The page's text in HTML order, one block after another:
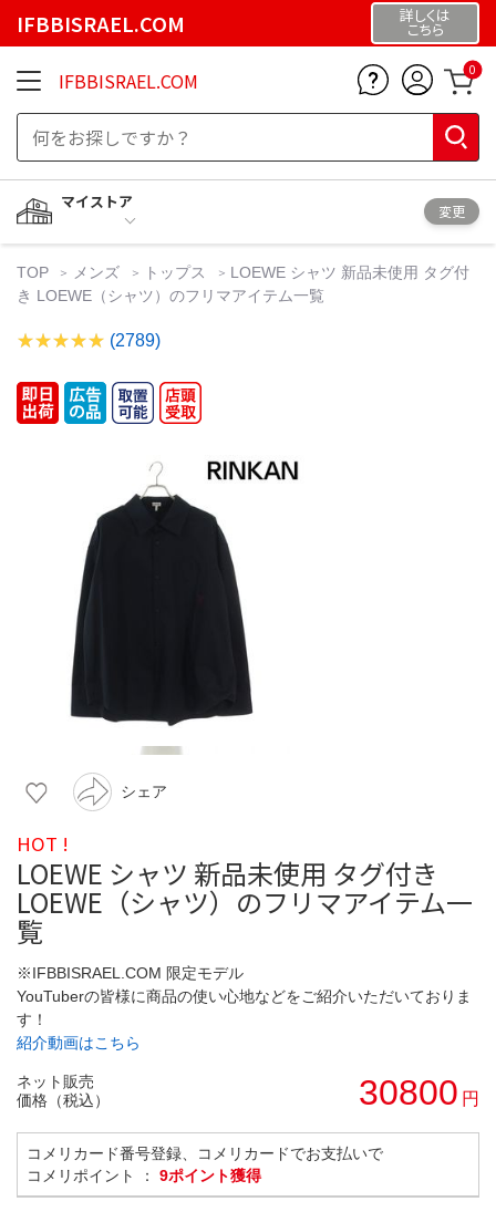
IFBBISRAEL.COM 詳しくは
こちら
IFBBISRAEL.COM 0
マイストア
変更
TOP メンズ トップス
LOEWE シャツ 新品未使用 タグ付
き LOEWE（シャツ）のフリマアイテム一覧
(2789)
シェア
HOT !
LOEWE シャツ 新品未使用 タグ付き
LOEWE（シャツ）のフリマアイテム一
覧
※IFBBISRAEL.COM 限定モデル
YouTuberの皆様に商品の使い心地などをご紹介いただいておりま
す！
紹介動画はこちら
ネット販売
価格（税込）
30800 円
コメリカード番号登録、コメリカードでお支払いで
コメリポイント ： 9ポイント獲得